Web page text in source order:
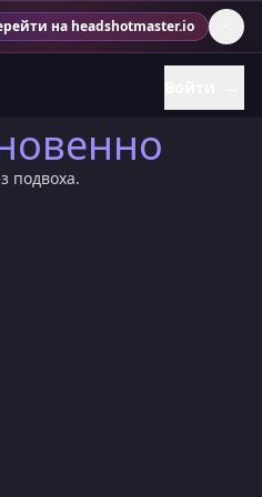
на headshotmaster.io
подвоха.